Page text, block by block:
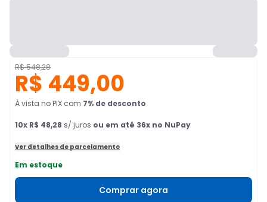
R$ 548,28
R$ 449,00
À vista no PIX com 7% de desconto
10x R$ 48,28 s/ juros ou em até 36x no NuPay
Ver detalhes de parcelamento
Em estoque
Comprar agora